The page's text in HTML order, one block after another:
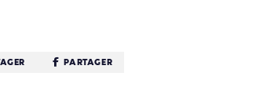
PARTAGER